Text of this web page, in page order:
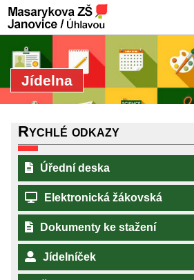
Jídelna
Rychlé odkazy
Úřední deska
Elektronická žákovská
Dokumenty ke stažení
Jídelníček